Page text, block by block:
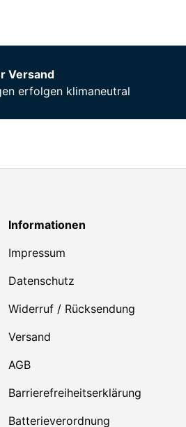
Versand
erfolgen klimaneutral
Informationen
Impressum
Datenschutz
Widerruf / Rücksendung
Versand
AGB
Barrierefreiheitserklärung
Batterieverordnung